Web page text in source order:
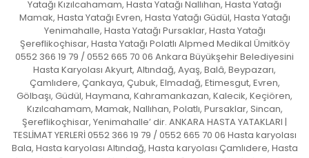
Yatağı Kızılcahamam, Hasta Yatağı Nallıhan, Hasta Yatağı
Mamak, Hasta Yatağı Evren, Hasta Yatağı Güdül, Hasta Yatağı
Yenimahalle, Hasta Yatağı Pursaklar, Hasta Yatağı
Şereflikoçhisar, Hasta Yatağı Polatlı Alpmed Medikal Ümitköy
0552 366 19 79 / 0552 665 70 06 Ankara Büyükşehir Belediyesini
Hasta Karyolası Akyurt, Altındağ, Ayaş, Balâ, Beypazarı,
Çamlıdere, Çankaya, Çubuk, Elmadağ, Etimesgut, Evren,
Gölbaşı, Güdül, Haymana, Kahramankazan, Kalecik, Keçiören,
Kızılcahamam, Mamak, Nallıhan, Polatlı, Pursaklar, Sincan,
Şereflikoçhisar, Yenimahalle’ dir. ANKARA HASTA YATAKLARI |
TESLİMAT YERLERİ 0552 366 19 79 / 0552 665 70 06 Hasta karyolası
Bala, Hasta karyolası Altındağ, Hasta karyolası Çamlıdere, Hasta